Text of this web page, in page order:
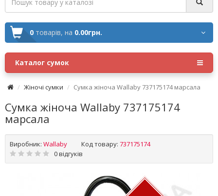
0 товарів, на 0.00грн.
Каталог сумок
Жіночі сумки Сумка жіноча Wallaby 737175174 марсала
Сумка жіноча Wallaby 737175174
марсала
Виробник: Wallaby Код товару: 737175174
0 відгуків